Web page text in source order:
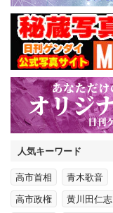
人気キーワード
高市首相 青木歌音
高市政権 黄川田仁志